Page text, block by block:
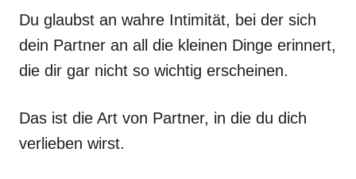
Du glaubst an wahre Intimität, bei der sich
dein Partner an all die kleinen Dinge erinnert,
die dir gar nicht so wichtig erscheinen.
Das ist die Art von Partner, in die du dich
verlieben wirst.